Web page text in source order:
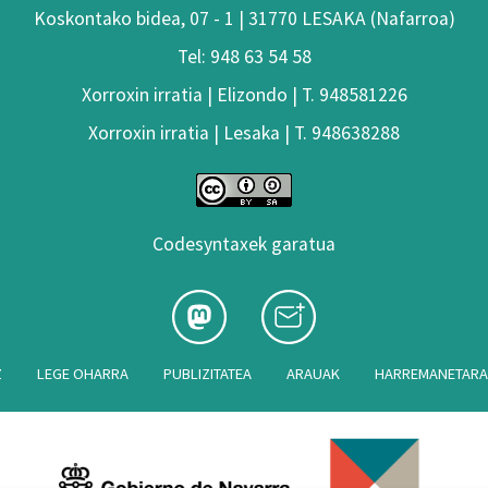
Koskontako bidea, 07 - 1 | 31770 LESAKA (Nafarroa)
Tel: 948 63 54 58
Xorroxin irratia | Elizondo | T. 948581226
Xorroxin irratia | Lesaka | T. 948638288
Codesyntaxek garatua
LEGE OHARRA PUBLIZITATEA ARAUAK